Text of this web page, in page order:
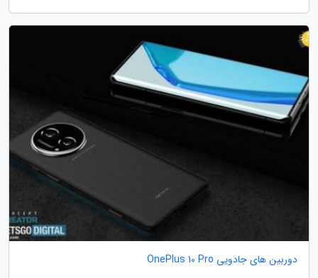
دوربین های جادویی OnePlus 10 Pro